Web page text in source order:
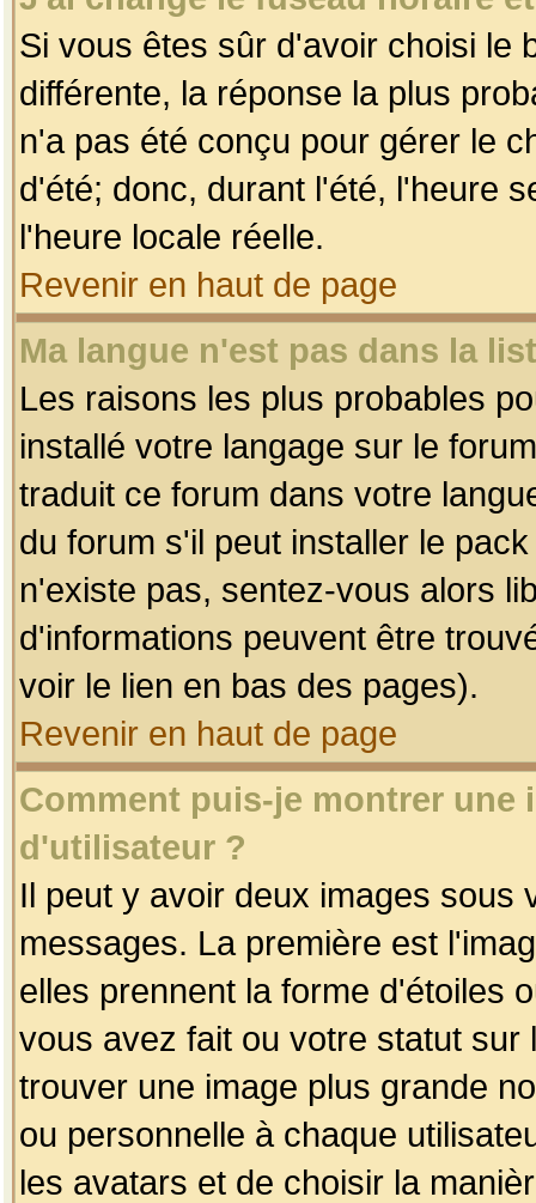
Si vous êtes sûr d'avoir choisi le
différente, la réponse la plus
n'a pas été conçu pour gérer le
d'été; donc, durant l'été, l'heure
l'heure locale réelle.
Revenir en haut de page
Ma langue n'est pas dans la
Les raisons les plus probables
installé votre langage sur le
traduit ce forum dans votre
du forum s'il peut installer le
n'existe pas, sentez-vous alors
d'informations peuvent être
voir le lien en bas des pages).
Revenir en haut de page
Comment puis-je montrer une
d'utilisateur ?
Il peut y avoir deux images sous
messages. La première est
elles prennent la forme d'étoiles
vous avez fait ou votre statut
trouver une image plus grande
ou personnelle à chaque
les avatars et de choisir la